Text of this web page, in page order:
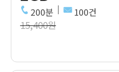
200분 100건
15,400원